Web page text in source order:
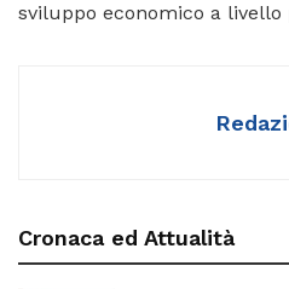
sviluppo economico a livello
Cronaca ed Attualità